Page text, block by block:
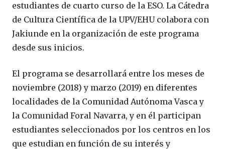
estudiantes de cuarto curso de la ESO. La Cátedra
de Cultura Científica de la UPV/EHU colabora con
Jakiunde en la organización de este programa
desde sus inicios.
El programa se desarrollará entre los meses de
noviembre (2018) y marzo (2019) en diferentes
localidades de la Comunidad Autónoma Vasca y
la Comunidad Foral Navarra, y en él participan
estudiantes seleccionados por los centros en los
que estudian en función de su interés y